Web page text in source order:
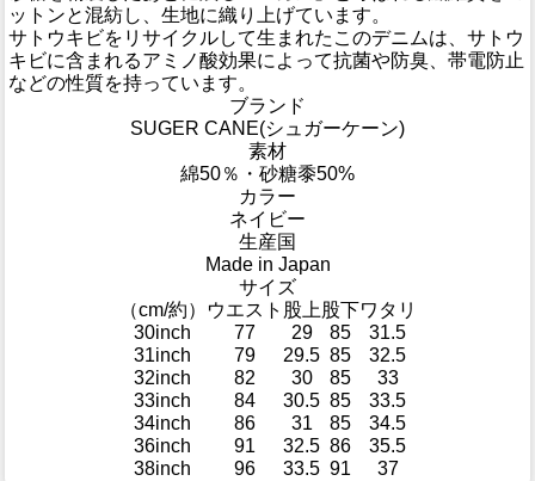
ットンと混紡し、生地に織り上げています。
サトウキビをリサイクルして生まれたこのデニムは、サトウ
キビに含まれるアミノ酸効果によって抗菌や防臭、帯電防止
などの性質を持っています。
ブランド
SUGER CANE(シュガーケーン)
素材
綿50％・砂糖黍50%
カラー
ネイビー
生産国
Made in Japan
サイズ
（cm/約）
ウエスト 股上股下 ワタリ
30inch
77 29 85
31.5
31inch
79 29.5 85
32.5
32inch
82 30 85
33
33inch
84 30.5 85
33.5
34inch
86 31 85
34.5
36inch
91 32.5 86
35.5
38inch
96 33.5 91 37